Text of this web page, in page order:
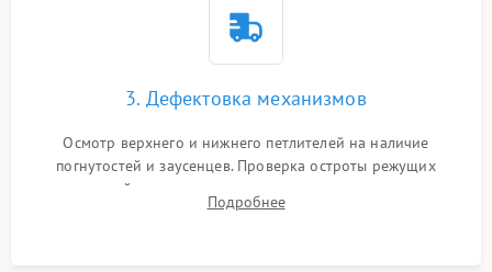
3. Дефектовка механизмов
Осмотр верхнего и нижнего петлителей на наличие
погнутостей и заусенцев. Проверка остроты режущих
кромок ножей, состояния приводного ремня, электромотора
и механизма дифференциальной подачи ткани.
Подробнее